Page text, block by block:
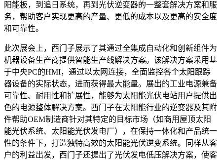
阳能板，到追日系统，再到光伏逆变器的一整套解决方案和服
务，帮助客户实现更高的产量、更低的成本以及更高的安全度
和可靠性。
此次展会上，西门子展示了其通过全集成自动化和创新组件为
机器设备生产商提供智能生产线解决方案。该解决方案采用基
于中央PC的HMI，通过以太网连接，全面监控各个太阳跟踪
器设备的实际状态，进而获得最大能量。展出的工业电源兼备
可靠性、耐用性和扩展性，能够为太阳能光伏电站用户提供出
色的电源整体解决方案。西门子在太阳能行业的逆变器及其附
件帮助OEM制造商针对其特定的目标市场（如商用屋顶太阳
能光伏系统、太阳能光伏发电厂），在保持一体化和产品统一
性的条件下，打造独特高效的太阳能光伏逆变系统。同样从客
户的利益出发，西门子还提出了光伏发电低压解决方案，使客